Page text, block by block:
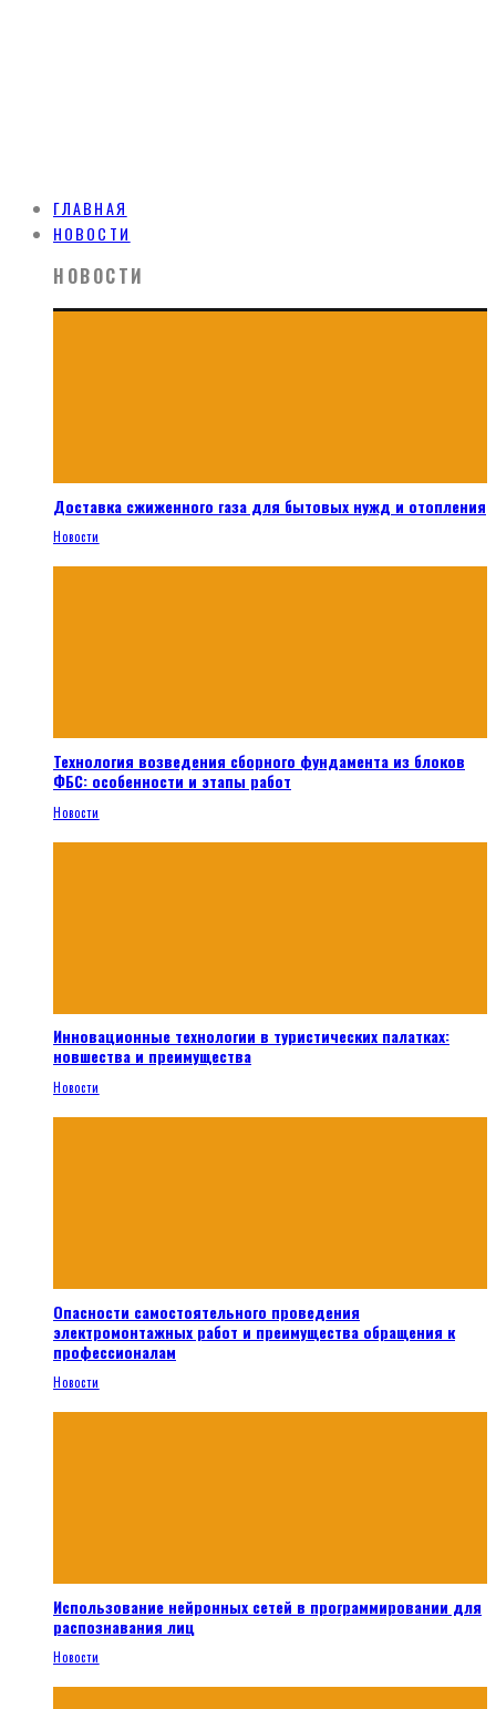
ГЛАВНАЯ
НОВОСТИ
НОВОСТИ
Доставка сжиженного газа для бытовых нужд и отопления
Новости
Технология возведения сборного фундамента из блоков
ФБС: особенности и этапы работ
Новости
Инновационные технологии в туристических палатках:
новшества и преимущества
Новости
Опасности самостоятельного проведения
электромонтажных работ и преимущества обращения к
профессионалам
Новости
Использование нейронных сетей в программировании для
распознавания лиц
Новости